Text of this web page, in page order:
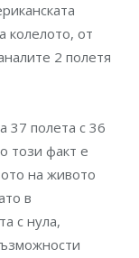
колелото, от
2 полетя
37 полета с 36
този факт е
на живото
в
с нула,